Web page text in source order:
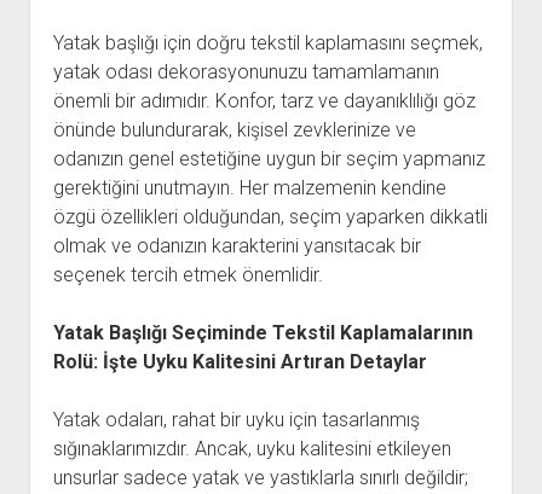
Yatak başlığı için doğru tekstil kaplamasını seçmek,
yatak odası dekorasyonunuzu tamamlamanın
önemli bir adımıdır. Konfor, tarz ve dayanıklılığı göz
önünde bulundurarak, kişisel zevklerinize ve
odanızın genel estetiğine uygun bir seçim yapmanız
gerektiğini unutmayın. Her malzemenin kendine
özgü özellikleri olduğundan, seçim yaparken dikkatli
olmak ve odanızın karakterini yansıtacak bir
seçenek tercih etmek önemlidir.
Yatak Başlığı Seçiminde Tekstil Kaplamalarının
Rolü: İşte Uyku Kalitesini Artıran Detaylar
Yatak odaları, rahat bir uyku için tasarlanmış
sığınaklarımızdır. Ancak, uyku kalitesini etkileyen
unsurlar sadece yatak ve yastıklarla sınırlı değildir;